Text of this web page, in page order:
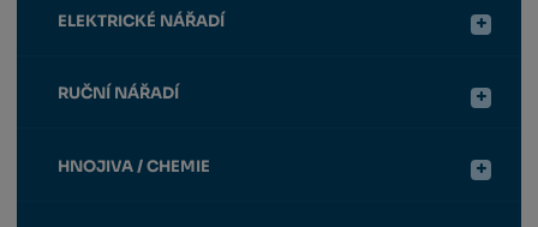
ELEKTRICKÉ NÁŘADÍ
RUČNÍ NÁŘADÍ
HNOJIVA / CHEMIE